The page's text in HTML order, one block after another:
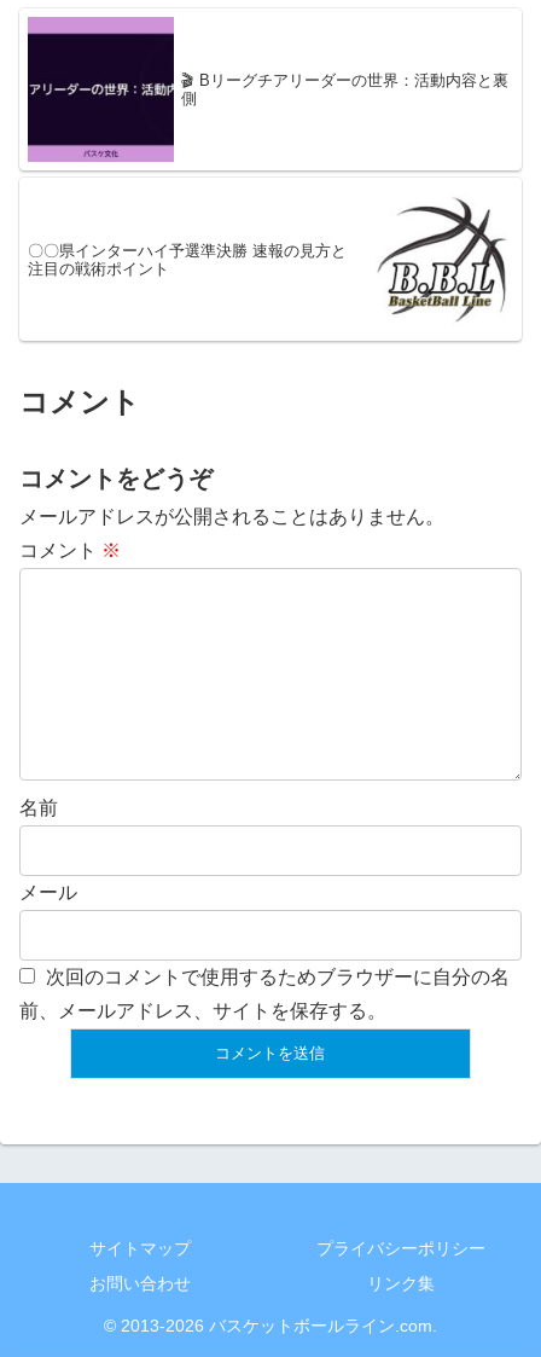
🎬 Bリーグチアリーダーの世界：活動内容と裏
側
〇〇県インターハイ予選準決勝 速報の見方と
注目の戦術ポイント
コメント
コメントをどうぞ
メールアドレスが公開されることはありません。
コメント ※
名前
メール
次回のコメントで使用するためブラウザーに自分の名
前、メールアドレス、サイトを保存する。
サイトマップ
プライバシーポリシー
お問い合わせ
リンク集
© 2013-2026 バスケットボールライン.com.